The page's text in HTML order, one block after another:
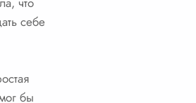
себе
бы